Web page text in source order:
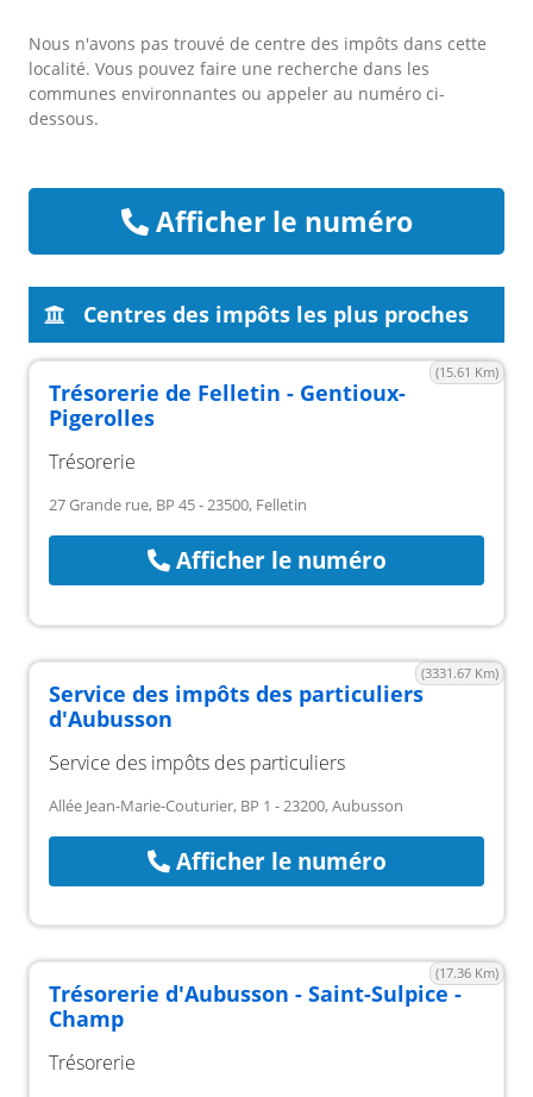
Nous n'avons pas trouvé de centre des impôts dans cette
localité. Vous pouvez faire une recherche dans les
communes environnantes ou appeler au numéro ci-
dessous.
Afficher le numéro
Centres des impôts les plus proches
(15.61 Km)
Trésorerie de Felletin - Gentioux-
Pigerolles
Trésorerie
27 Grande rue, BP 45 - 23500, Felletin
Afficher le numéro
(3331.67 Km)
Service des impôts des particuliers
d'Aubusson
Service des impôts des particuliers
Allée Jean-Marie-Couturier, BP 1 - 23200, Aubusson
Afficher le numéro
(17.36 Km)
Trésorerie d'Aubusson - Saint-Sulpice -
Champ
Trésorerie